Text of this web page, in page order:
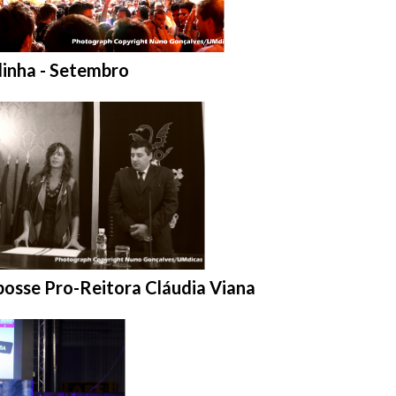
na pasta:
- Setembro
Pro-Reitora Cláudia Viana